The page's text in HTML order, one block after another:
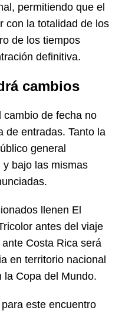
permitiendo que el
con la totalidad de los
de los tiempos
definitiva.
cambios
cambio de fecha no
de entradas. Tanto la
general
bajo las mismas
llenen El
antes del viaje
Costa Rica será
en territorio nacional
la Copa del Mundo.
este encuentro